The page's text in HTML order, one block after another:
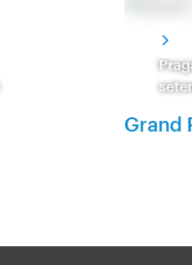
Grand